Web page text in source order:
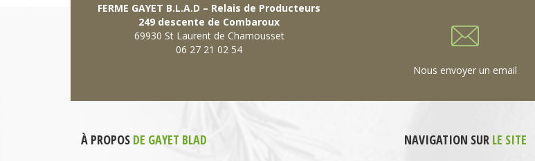
FERME GAYET B.L.A.D – Relais de Producteurs
249 descente de Combaroux
69930 St Laurent de Chamousset
06 27 21 02 54
Nous envoyer un email
À PROPOS DE GAYET BLAD NAVIGATION SUR LE SITE